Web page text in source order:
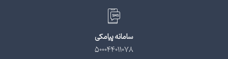
سامانه پیامکی
500044011078